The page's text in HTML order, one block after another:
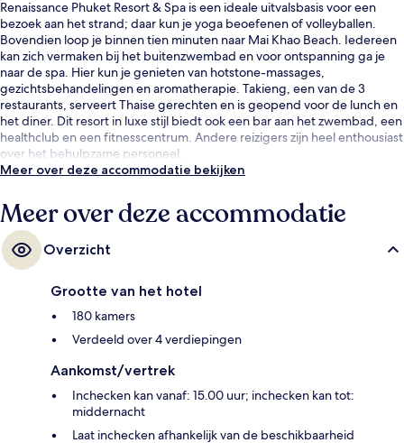
Renaissance Phuket Resort & Spa is een ideale uitvalsbasis voor een
bezoek aan het strand; daar kun je yoga beoefenen of volleyballen.
Bovendien loop je binnen tien minuten naar Mai Khao Beach. Iedereen
kan zich vermaken bij het buitenzwembad en voor ontspanning ga je
naar de spa. Hier kun je genieten van hotstone-massages,
gezichtsbehandelingen en aromatherapie. Takieng, een van de 3
restaurants, serveert Thaise gerechten en is geopend voor de lunch en
het diner. Dit resort in luxe stijl biedt ook een bar aan het zwembad, een
healthclub en een fitnesscentrum. Andere reizigers zijn heel enthousiast
over het behulpzame personeel.
Meer over deze accommodatie bekijken
Meer over deze accommodatie
Overzicht
Grootte van het hotel
180 kamers
Verdeeld over 4 verdiepingen
Aankomst/vertrek
Inchecken kan vanaf: 15.00 uur; inchecken kan tot:
middernacht
Laat inchecken afhankelijk van de beschikbaarheid